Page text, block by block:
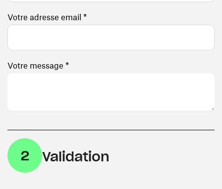
Votre adresse email *
Votre message *
2 Validation